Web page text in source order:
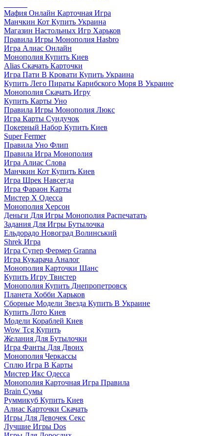
Мафия Онлайн Карточная Игра
Манчкин Кот Купить Украина
Магазин Настольных Игр Харьков
Правила Игры Монополия Hasbro
Игра Алиас Онлайн
Монополия Купить Киев
Alias Скачать Карточки
Игра Пати В Кровати Купить Украина
Купить Лего Пираты Карибского Моря В Украине
Монополия Скачать Игру
Купить Карты Уно
Правила Игры Монополия Люкс
Игра Карты Сундучок
Покерный Набор Купить Киев
Super Fermer
Правила Уно Флип
Правила Игра Монополия
Игра Алиас Слова
Манчкин Кот Купить Киев
Игра Шрек Навсегда
Игра Фараон Карты
Мистер Х Одесса
Монополия Херсон
Деньги Для Игры Монополия Распечатать
Задания Для Игры Бутылочка
Ельдорадо Новоград Волинський
Shrek Игра
Игра Супер Фермер Granna
Игра Кукарача Аналог
Монополия Карточки Шанс
Купить Игру Твистер
Монополия Купить Днепропетровск
Планета Хобби Харьков
Сборные Модели Звезда Купить В Украине
Купить Лото Киев
Модели Кораблей Киев
Wow Tcg Купить
Желания Для Бутылочки
Игра Фанты Для Двоих
Монополия Черкассы
Сплю Игра В Карты
Мистер Икс Одесса
Монополия Карточная Игра Правила
Brain Сумы
Руммикуб Купить Киев
Алиас Карточки Скачать
Игры Для Девочек Секс
Лучшие Игры Dos